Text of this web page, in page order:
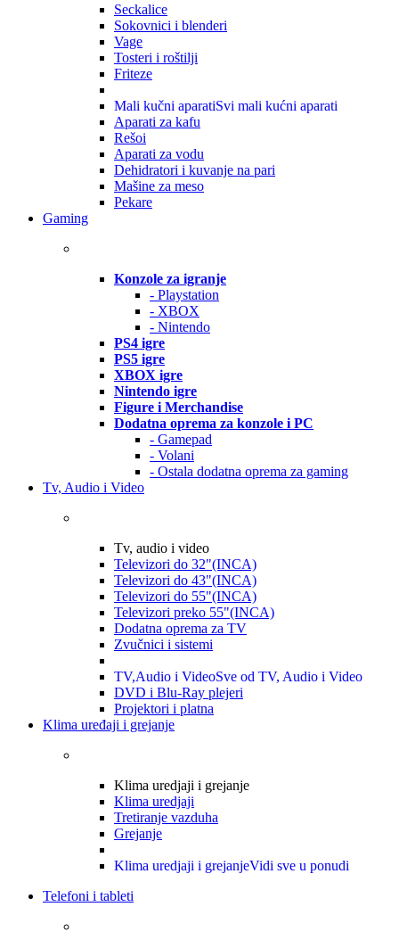
Seckalice
Sokovnici i blenderi
Vage
Tosteri i roštilji
Friteze
Mali kučni aparatiSvi mali kućni aparati
Aparati za kafu
Rešoi
Aparati za vodu
Dehidratori i kuvanje na pari
Mašine za meso
Pekare
Gaming
Konzole za igranje
- Playstation
- XBOX
- Nintendo
PS4 igre
PS5 igre
XBOX igre
Nintendo igre
Figure i Merchandise
Dodatna oprema za konzole i PC
- Gamepad
- Volani
- Ostala dodatna oprema za gaming
Tv, Audio i Video
Tv, audio i video
Televizori do 32"(INCA)
Televizori do 43"(INCA)
Televizori do 55"(INCA)
Televizori preko 55"(INCA)
Dodatna oprema za TV
Zvučnici i sistemi
TV,Audio i VideoSve od TV, Audio i Video
DVD i Blu-Ray plejeri
Projektori i platna
Klima uređaji i grejanje
Klima uredjaji i grejanje
Klima uredjaji
Tretiranje vazduha
Grejanje
Klima uredjaji i grejanjeVidi sve u ponudi
Telefoni i tableti